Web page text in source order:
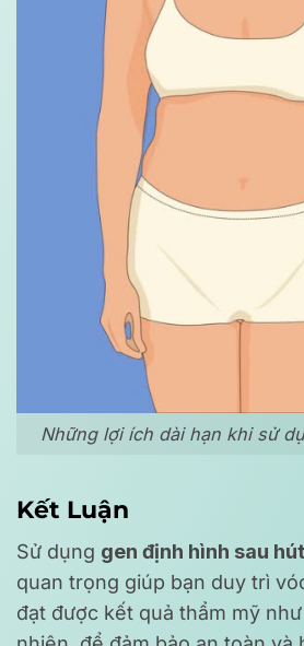
Những lợi ích dài hạn khi sử
Kết Luận
Sử dụng gen định hình sau
quan trọng giúp bạn duy trì
đạt được kết quả thẩm mỹ